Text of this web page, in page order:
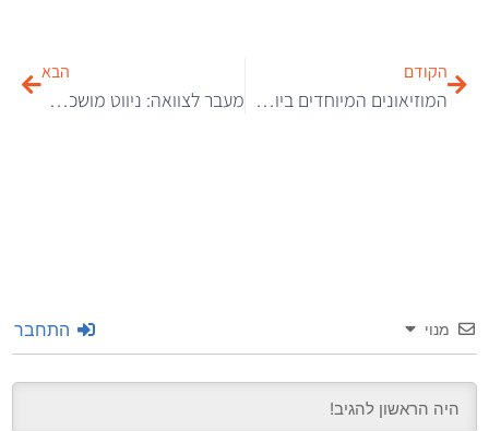
הקודם
המוזיאונים המיוחדים ביותר באירופה שכדאי להכיר ב-2026
הבא
מעבר לצוואה: ניווט מושכל בעולם של דיני ירושה
מנוי התחבר